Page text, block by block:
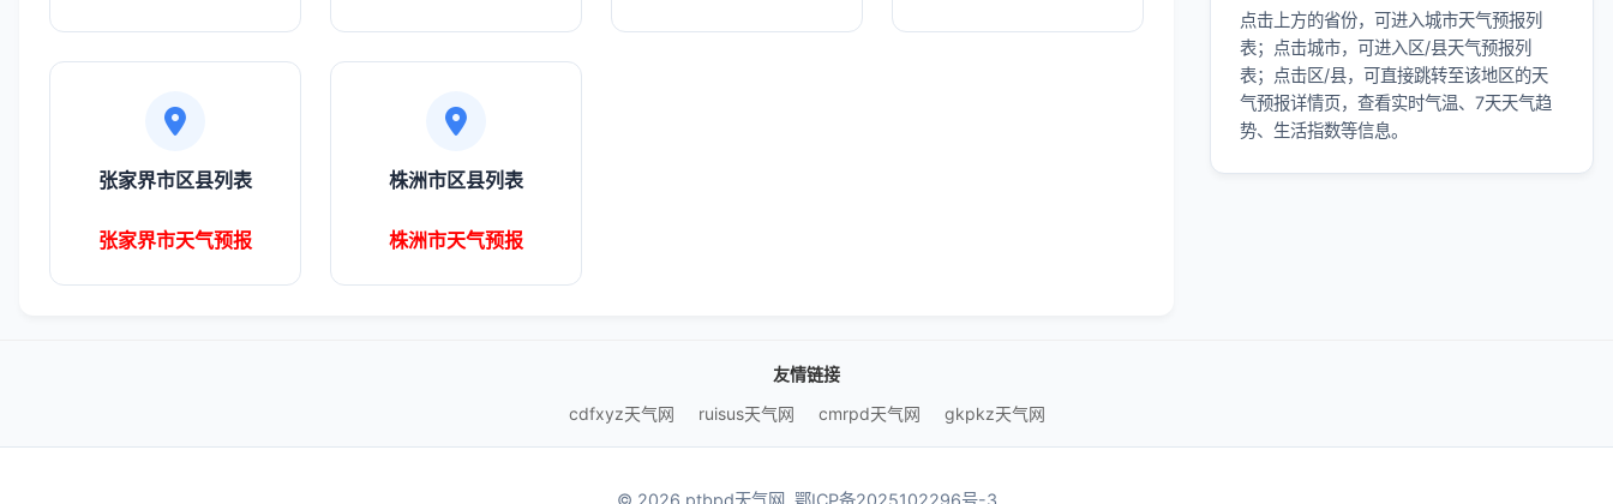
张家界市区县列表
张家界市天气预报
株洲市区县列表
株洲市天气预报
点击上方的省份，可进入城市天气预报列
表；点击城市，可进入区/县天气预报列
表；点击区/县，可直接跳转至该地区的天
气预报详情页，查看实时气温、7天天气趋
势、生活指数等信息。
友情链接
cdfxyz天气网
ruisus天气网 cmrpd天气网 gkpkz天气网
© 2026 ptbpd天气网. 鄂ICP备2025102296号-3